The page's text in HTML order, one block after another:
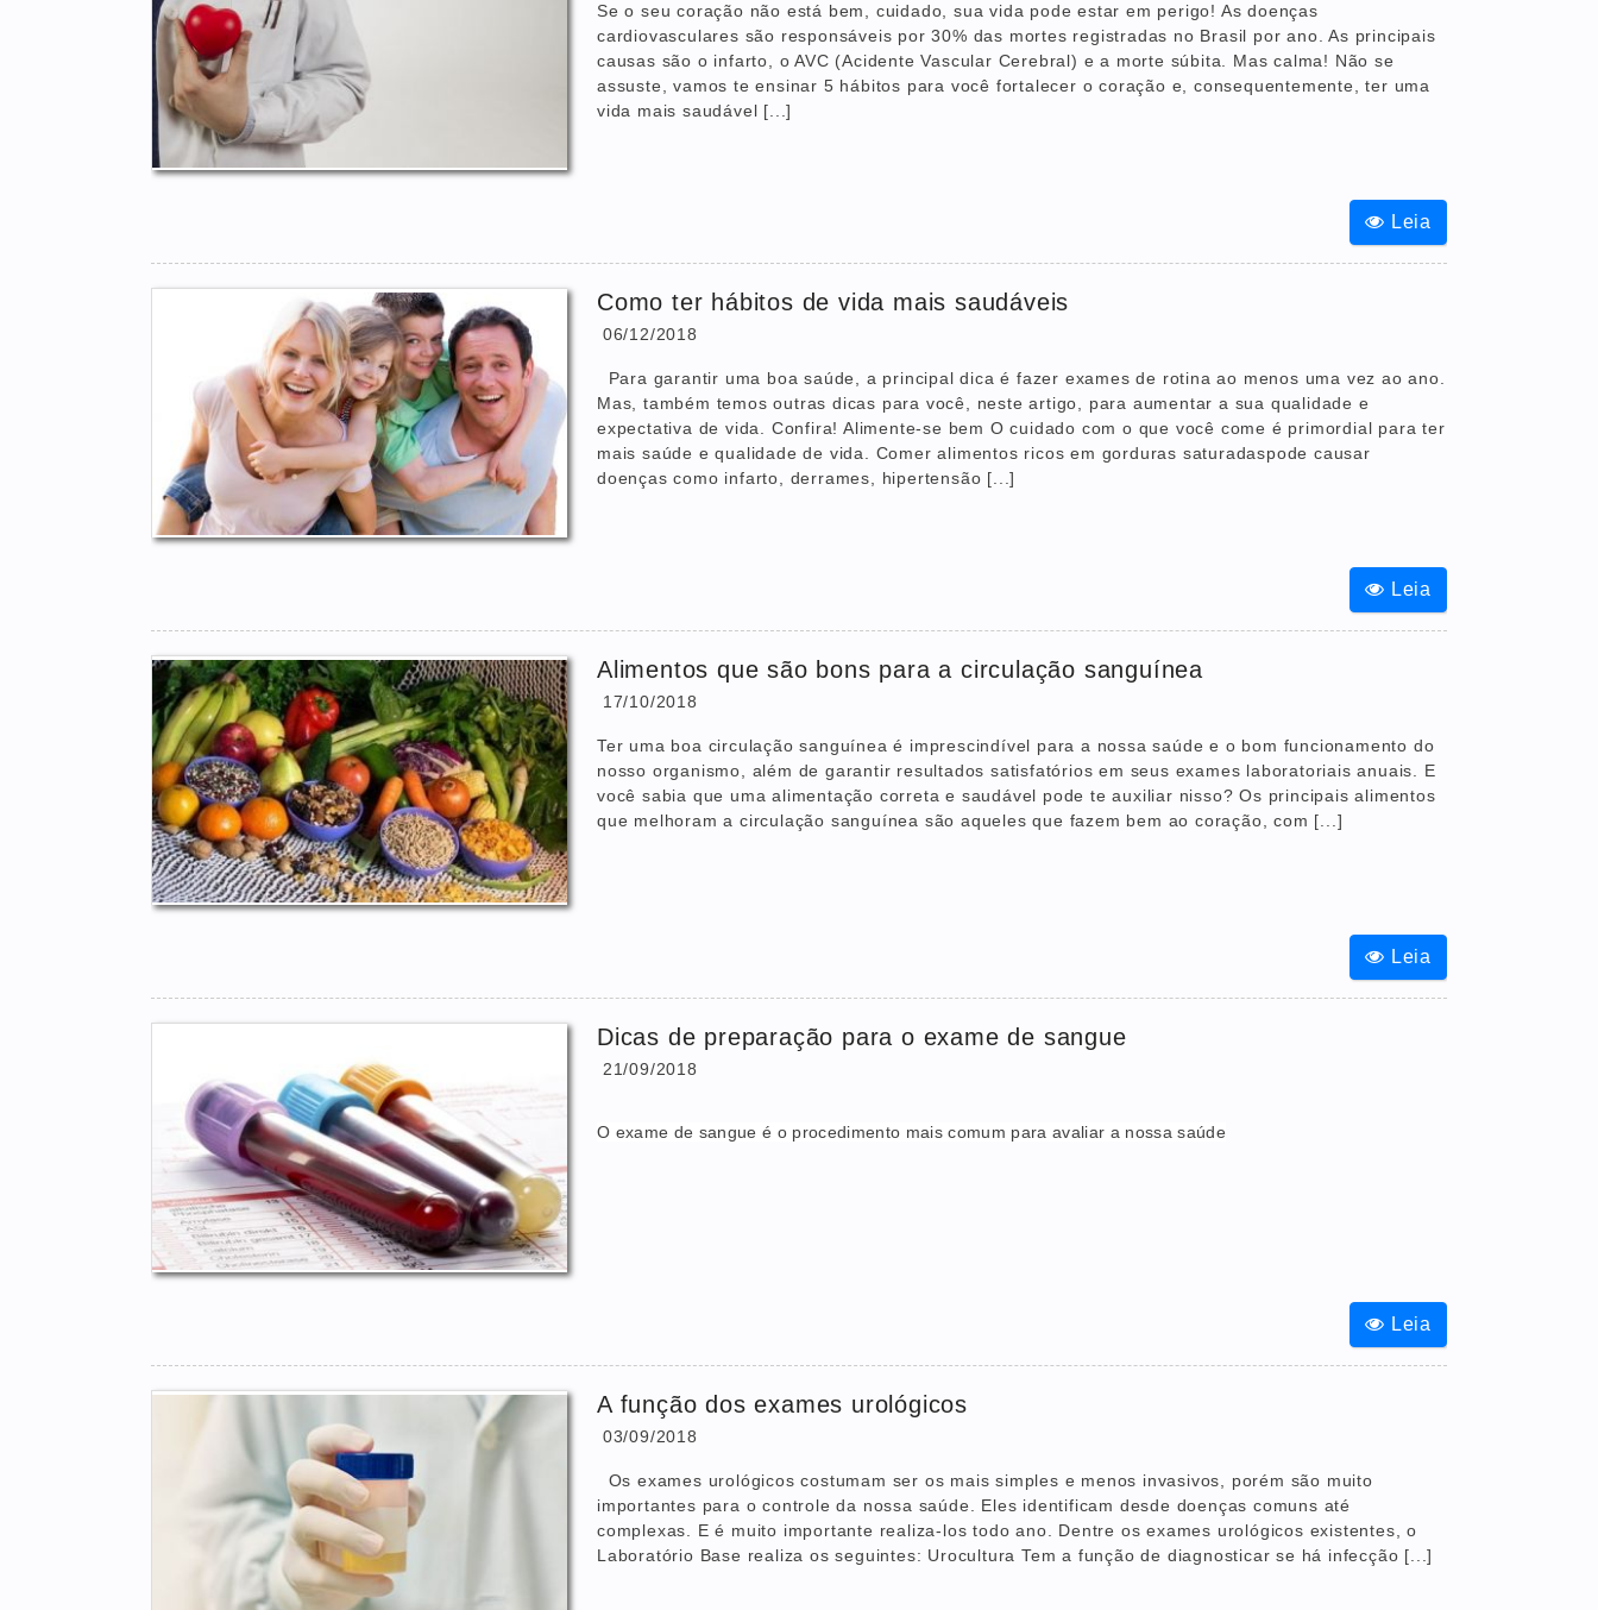
Se o seu coração não está bem, cuidado, sua vida pode estar em perigo! As doenças
cardiovasculares são responsáveis por 30% das mortes registradas no Brasil por ano. As principais
causas são o infarto, o AVC (Acidente Vascular Cerebral) e a morte súbita. Mas calma! Não se
assuste, vamos te ensinar 5 hábitos para você fortalecer o coração e, consequentemente, ter uma
vida mais saudável [...]
Leia
Como ter hábitos de vida mais saudáveis
06/12/2018
Para garantir uma boa saúde, a principal dica é fazer exames de rotina ao menos uma vez ao ano.
Mas, também temos outras dicas para você, neste artigo, para aumentar a sua qualidade e
expectativa de vida. Confira! Alimente-se bem O cuidado com o que você come é primordial para ter
mais saúde e qualidade de vida. Comer alimentos ricos em gorduras saturadaspode causar
doenças como infarto, derrames, hipertensão [...]
Leia
Alimentos que são bons para a circulação sanguínea
17/10/2018
Ter uma boa circulação sanguínea é imprescindível para a nossa saúde e o bom funcionamento do
nosso organismo, além de garantir resultados satisfatórios em seus exames laboratoriais anuais. E
você sabia que uma alimentação correta e saudável pode te auxiliar nisso? Os principais alimentos
que melhoram a circulação sanguínea são aqueles que fazem bem ao coração, com [...]
Leia
Dicas de preparação para o exame de sangue
21/09/2018
O exame de sangue é o procedimento mais comum para avaliar a nossa saúde
Leia
A função dos exames urológicos
03/09/2018
Os exames urológicos costumam ser os mais simples e menos invasivos, porém são muito
importantes para o controle da nossa saúde. Eles identificam desde doenças comuns até
complexas. E é muito importante realiza-los todo ano. Dentre os exames urológicos existentes, o
Laboratório Base realiza os seguintes: Urocultura Tem a função de diagnosticar se há infecção [...]